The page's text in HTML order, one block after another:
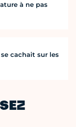
à ne pas
cachait sur les